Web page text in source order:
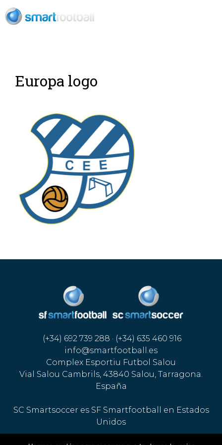
Europa logo
(+34) 692 739 288 · (+34) 635 460 916
info@smartfootball.es
Complex Esportiu Futbol Salou
Vial Salou Cambrils, 43840 Salou, Tarragona.
España
SC Smartsoccer es SF Smartfootball en Estados
Unidos